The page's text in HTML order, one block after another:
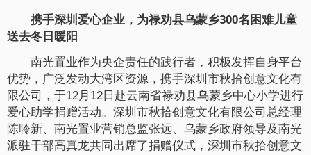
携手深圳爱心企业，为禄劝县乌蒙乡300名困难儿童
送去冬日暖阳
南光置业作为央企责任的践行者，积极发挥自身平台
优势，广泛发动大湾区资源，携手深圳市秋拾创意文化有
限公司，于12月12日赴云南省禄劝县乌蒙乡中心小学进行
爱心助学捐赠活动。深圳市秋拾创意文化有限公司总经理
陈聆新、南光置业营销总监张远、乌蒙乡政府领导及南光
派驻干部高真龙共同出席了捐赠仪式，深圳市秋拾创意文